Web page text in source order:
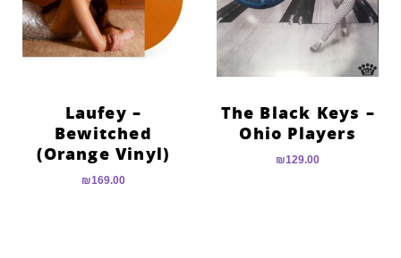
The Black Keys –
Ohio Players
₪129.00
Laufey –
Bewitched
(Orange Vinyl)
₪169.00